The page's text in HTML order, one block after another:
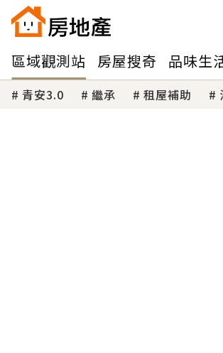
區域觀測站 房屋搜奇 品味生
青安3.0 繼承 租屋補助